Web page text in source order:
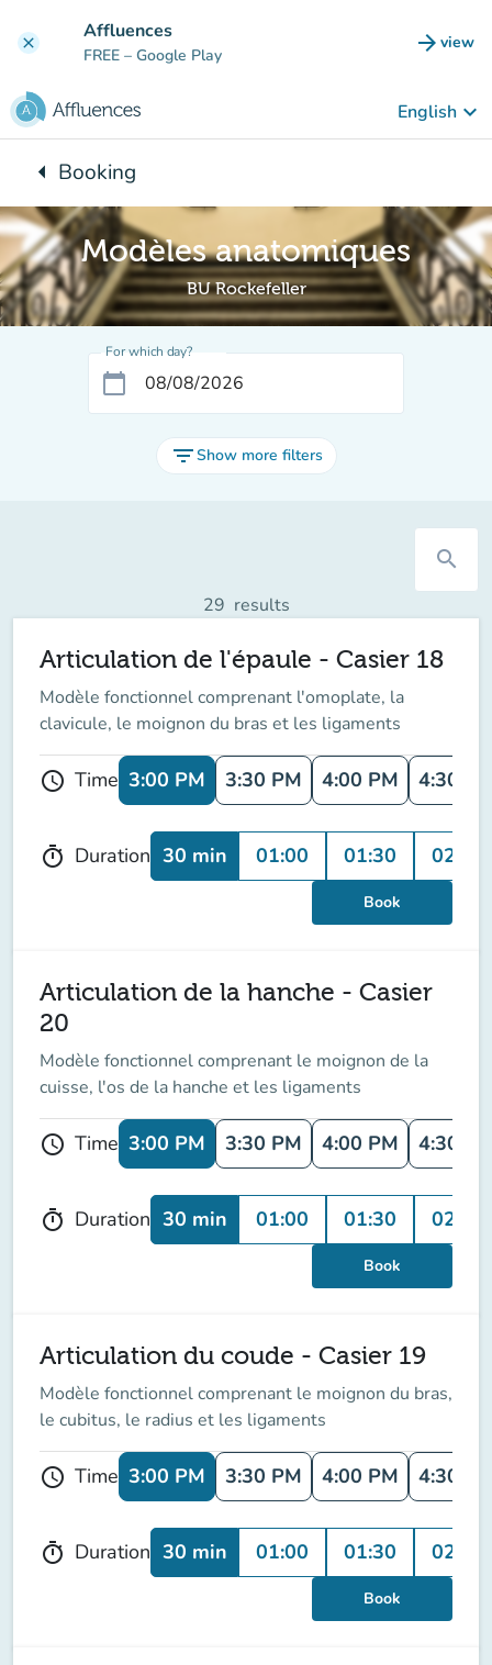
clear Affluences
FREE – Google Play arrow_forward view
(new
English keyboard_arrow_down
arrow_leftBack to:
Booking
Modèles anatomiques
BU Rockefeller
For which day?
calendar_today
filter_listShow more filters
search
29 results
Articulation de l'épaule - Casier 18
Modèle fonctionnel comprenant l'omoplate, la
clavicule, le moignon du bras et les ligaments
schedule Time 3:00 PM 3:30 PM 4:00 PM 4:30
timer Duration 30 min 01:00 01:30 02:00
Book
Articulation de la hanche - Casier
20
Modèle fonctionnel comprenant le moignon de la
cuisse, l'os de la hanche et les ligaments
schedule Time 3:00 PM 3:30 PM 4:00 PM 4:30
timer Duration 30 min 01:00 01:30 02:00
Book
Articulation du coude - Casier 19
Modèle fonctionnel comprenant le moignon du bras,
le cubitus, le radius et les ligaments
schedule Time 3:00 PM 3:30 PM 4:00 PM 4:30
timer Duration 30 min 01:00 01:30 02:00
Book